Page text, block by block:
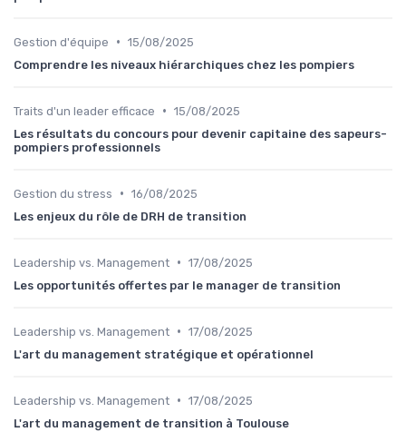
Gestion d'équipe • 15/08/2025
Comprendre les niveaux hiérarchiques chez les pompiers
Traits d'un leader efficace • 15/08/2025
Les résultats du concours pour devenir capitaine des sapeurs-
pompiers professionnels
Gestion du stress • 16/08/2025
Les enjeux du rôle de DRH de transition
Leadership vs. Management • 17/08/2025
Les opportunités offertes par le manager de transition
Leadership vs. Management • 17/08/2025
L'art du management stratégique et opérationnel
Leadership vs. Management • 17/08/2025
L'art du management de transition à Toulouse